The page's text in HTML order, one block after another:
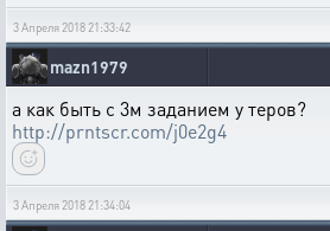
3 Апреля 2018 21:33:42
mazn1979
а как быть с 3м заданием у теров?
http://prntscr.com/j0e2g4
3 Апреля 2018 21:34:04